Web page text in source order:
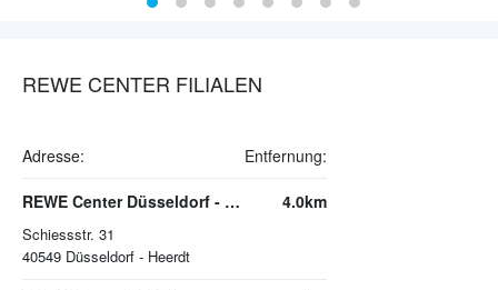
REWE CENTER FILIALEN
Adresse: Entfernung:
REWE Center Düsseldorf - Heerdt
Schiessstr. 31
40549 Düsseldorf - Heerdt
4.0km